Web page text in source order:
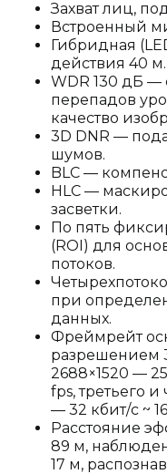
Захват лиц,
Встроенный
Гибридная
действия 40 м.
WDR 130 дБ
перепадов
качество
3D DNR —
шумов.
BLC —
HLC —
засветки.
По пять
(ROI) для
потоков.
при
данных.
Фреймрейт
разрешением
2688×1520 —
fps, третьего
— 32 кбит/с ~
Расстояние
89 м,
17 м,